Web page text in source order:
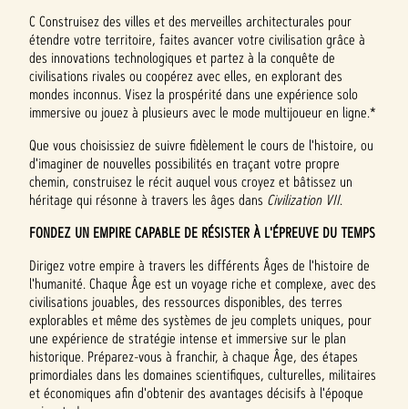
C Construisez des villes et des merveilles architecturales pour
étendre votre territoire, faites avancer votre civilisation grâce à
des innovations technologiques et partez à la conquête de
civilisations rivales ou coopérez avec elles, en explorant des
mondes inconnus. Visez la prospérité dans une expérience solo
immersive ou jouez à plusieurs avec le mode multijoueur en ligne.*
Que vous choisissiez de suivre fidèlement le cours de l'histoire, ou
d'imaginer de nouvelles possibilités en traçant votre propre
chemin, construisez le récit auquel vous croyez et bâtissez un
héritage qui résonne à travers les âges dans Civilization VII.
FONDEZ UN EMPIRE CAPABLE DE RÉSISTER À L'ÉPREUVE DU TEMPS
Dirigez votre empire à travers les différents Âges de l'histoire de
l'humanité. Chaque Âge est un voyage riche et complexe, avec des
civilisations jouables, des ressources disponibles, des terres
explorables et même des systèmes de jeu complets uniques, pour
une expérience de stratégie intense et immersive sur le plan
historique. Préparez-vous à franchir, à chaque Âge, des étapes
primordiales dans les domaines scientifiques, culturelles, militaires
et économiques afin d'obtenir des avantages décisifs à l'époque